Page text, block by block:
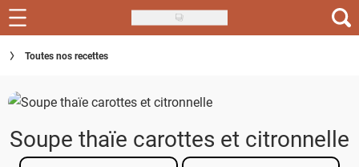
Skip
to
main
Recettes
Inspirations
Menu de la semaine
Toutes nos recettes
Soupe thaïe carottes et citronnelle